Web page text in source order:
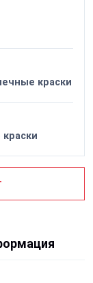
краски